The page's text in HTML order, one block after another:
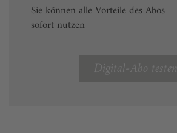
Sie können alle Vorteile des Abos
sofort nutzen
Digital-Abo testen